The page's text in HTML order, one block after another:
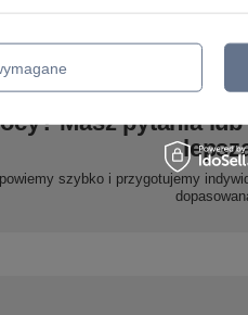
Masz pytania
szybko i przygotujemy